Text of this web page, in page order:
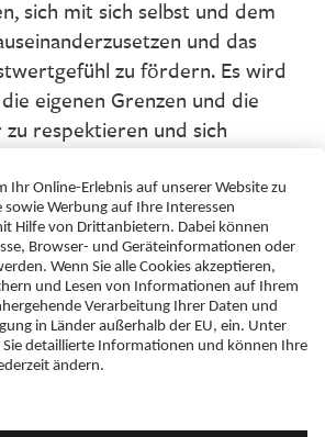
sich mit sich selbst und dem
und das
zu fördern. Es wird
eigenen Grenzen und die
respektieren und sich
DMSG bietet immer
Workshops an, bei denen
beim Erlernen eines
mit der Erkrankung
Newsletter